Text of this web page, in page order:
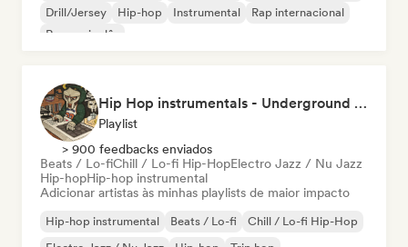
Drill/Jersey
Hip-hop Instrumental
Rap internacional
Rap em inglês
Hip Hop instrumentals - Underground boombap & Lo Fi Hip Hop (by Snaap)
Playlist
> 900 feedbacks enviados
Beats / Lo-fiChill / Lo-fi Hip-HopElectro Jazz / Nu Jazz
Hip-hopHip-hop instrumental
Adicionar artistas às minhas playlists de maior impacto
Hip-hop instrumental Beats / Lo-fi
Chill / Lo-fi Hip-Hop